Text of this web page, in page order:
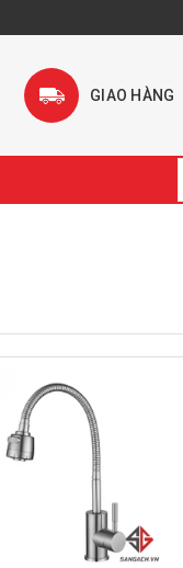
GIAO HÀNG